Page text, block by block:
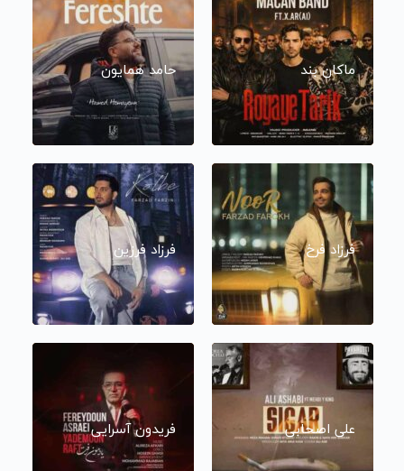
ماکان بند حامد همایون
فرزاد فرخ فرزاد فرزین
علی اصحابی فریدون آسرایی